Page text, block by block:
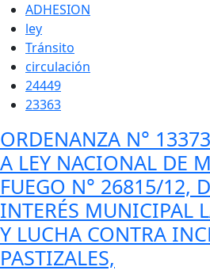
ADHESION
ley
Tránsito
circulación
24449
23363
ORDENANZA N°
A LEY NACIONAL DE
FUEGO N° 26815/12,
INTERÉS MUNICIPAL
Y LUCHA CONTRA
PASTIZALES,